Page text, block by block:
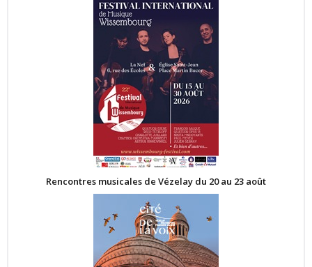
Rencontres musicales de Vézelay du 20 au 23 août